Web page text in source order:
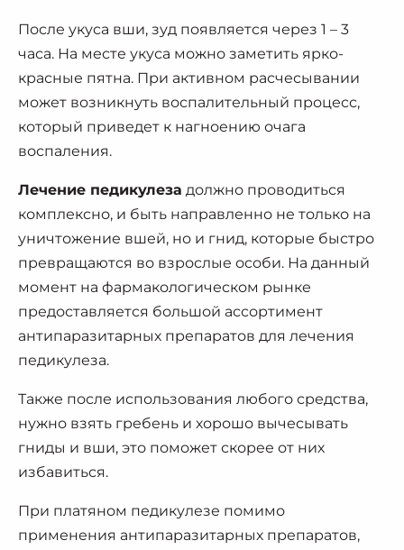
После укуса вши, зуд появляется через 1 – 3
часа. На месте укуса можно заметить ярко-
красные пятна. При активном расчесывании
может возникнуть воспалительный процесс,
который приведет к нагноению очага
воспаления.
Лечение педикулеза должно проводиться
комплексно, и быть направленно не только на
уничтожение вшей, но и гнид, которые быстро
превращаются во взрослые особи. На данный
момент на фармакологическом рынке
предоставляется большой ассортимент
антипаразитарных препаратов для лечения
педикулеза.
Также после использования любого средства,
нужно взять гребень и хорошо вычесывать
гниды и вши, это поможет скорее от них
избавиться.
При платяном педикулезе помимо
применения антипаразитарных препаратов,